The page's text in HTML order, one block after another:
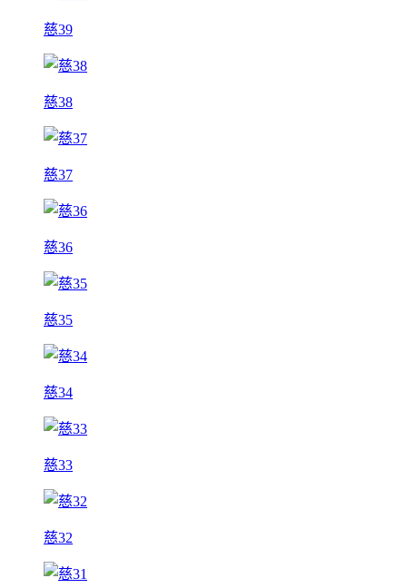
慈39
慈38
慈37
慈36
慈35
慈34
慈33
慈32